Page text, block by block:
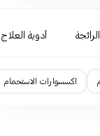
أدوية العلاج
اكسسوارات الاستحمام